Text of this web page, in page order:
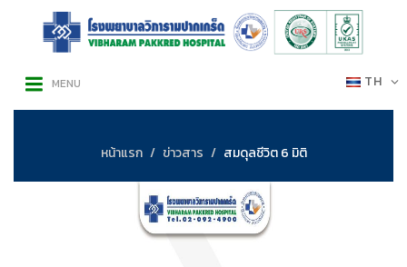
TH
MENU
หน้าแรก ข่าวสาร สมดุลชีวิต 6 มิติ